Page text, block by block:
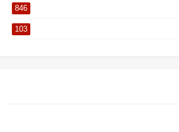
846
103